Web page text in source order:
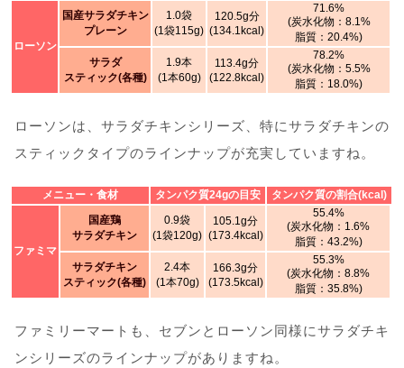
ローソン
国産サラダチキン
プレーン
1.0袋
(1袋115g)
120.5g分
(134.1kcal)
71.6%
(炭水化物：8.1%
脂質：20.4%)
サラダ
スティック(各種)
1.9本
(1本60g)
113.4g分
(122.8kcal)
78.2%
(炭水化物：5.5%
脂質：18.0%)
ローソンは、サラダチキンシリーズ、特にサラダチキンの
スティックタイプのラインナップが充実していますね。
メニュー・食材 タンパク質24gの目安 タンパク質の割合(kcal)
ファミマ
国産鶏
サラダチキン
0.9袋
(1袋120g)
105.1g分
(173.4kcal)
55.4%
(炭水化物：1.6%
脂質：43.2%)
サラダチキン
スティック(各種)
2.4本
(1本70g)
166.3g分
(173.5kcal)
55.3%
(炭水化物：8.8%
脂質：35.8%)
ファミリーマートも、セブンとローソン同様にサラダチキ
ンシリーズのラインナップがありますね。